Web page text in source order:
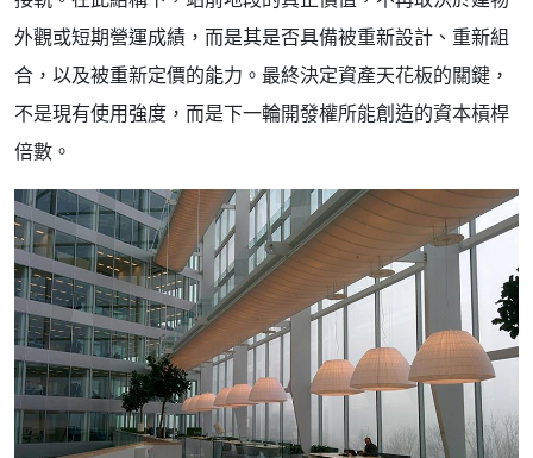
外觀或短期營運成績，而是其是否具備被重新設計、重新組
合，以及被重新定價的能力。最終決定資產天花板的關鍵，
不是現有使用強度，而是下一輪開發權所能創造的資本槓桿
倍數。